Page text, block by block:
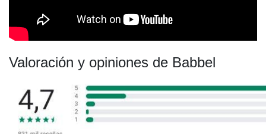
Valoración y opiniones de Babbel